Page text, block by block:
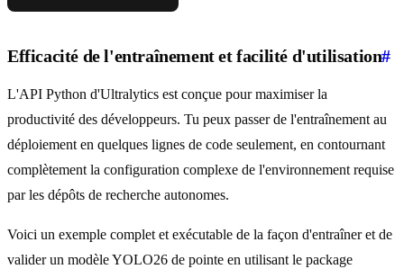
Efficacité de l'entraînement et facilité d'utilisation#
L'API Python d'Ultralytics est conçue pour maximiser la
productivité des développeurs. Tu peux passer de l'entraînement au
déploiement en quelques lignes de code seulement, en contournant
complètement la configuration complexe de l'environnement requise
par les dépôts de recherche autonomes.
Voici un exemple complet et exécutable de la façon d'entraîner et de
valider un modèle YOLO26 de pointe en utilisant le package